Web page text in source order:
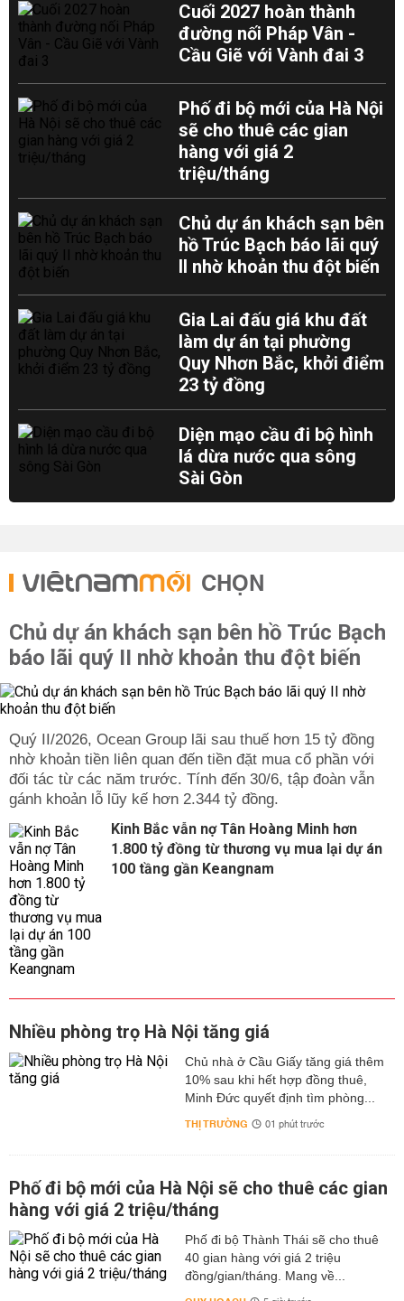
Cuối 2027 hoàn thành
đường nối Pháp Vân -
Cầu Giẽ với Vành đai 3
Phố đi bộ mới của Hà Nội
sẽ cho thuê các gian
hàng với giá 2
triệu/tháng
Chủ dự án khách sạn bên
hồ Trúc Bạch báo lãi quý
II nhờ khoản thu đột biến
Gia Lai đấu giá khu đất
làm dự án tại phường
Quy Nhơn Bắc, khởi điểm
23 tỷ đồng
Diện mạo cầu đi bộ hình
lá dừa nước qua sông
Sài Gòn
CHỌN
Chủ dự án khách sạn bên hồ Trúc Bạch
báo lãi quý II nhờ khoản thu đột biến
Quý II/2026, Ocean Group lãi sau thuế hơn 15 tỷ đồng
nhờ khoản tiền liên quan đến tiền đặt mua cổ phần với
đối tác từ các năm trước. Tính đến 30/6, tập đoàn vẫn
gánh khoản lỗ lũy kế hơn 2.344 tỷ đồng.
Kinh Bắc vẫn nợ Tân Hoàng Minh hơn
1.800 tỷ đồng từ thương vụ mua lại dự án
100 tầng gần Keangnam
Nhiều phòng trọ Hà Nội tăng giá
Chủ nhà ở Cầu Giấy tăng giá thêm
10% sau khi hết hợp đồng thuê,
Minh Đức quyết định tìm phòng...
THỊ TRƯỜNG 01 phút trước
Phố đi bộ mới của Hà Nội sẽ cho thuê các gian
hàng với giá 2 triệu/tháng
Phố đi bộ Thành Thái sẽ cho thuê
40 gian hàng với giá 2 triệu
đồng/gian/tháng. Mang về...